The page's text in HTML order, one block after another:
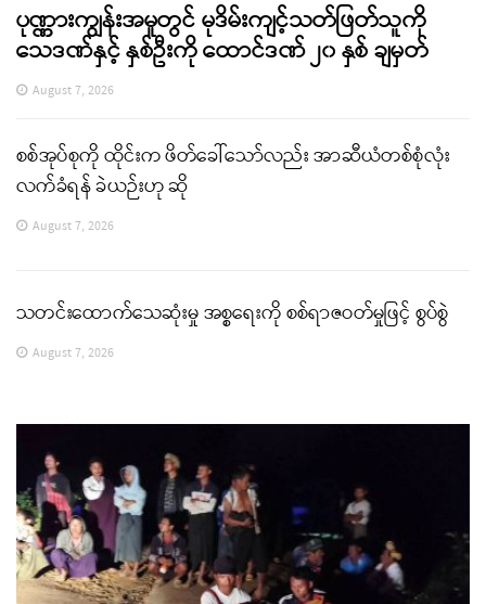
ပုဏ္ဏားကျွန်းအမှုတွင် မုဒိမ်းကျင့်သတ်ဖြတ်သူကို
သေဒဏ်နှင့် နှစ်ဦးကို ထောင်ဒဏ် ၂၀ နှစ် ချမှတ်
August 7, 2026
စစ်အုပ်စုကို ထိုင်းက ဖိတ်ခေါ်သော်လည်း အာဆီယံတစ်စုံလုံး
လက်ခံရန် ခဲယဉ်းဟု ဆို
August 7, 2026
သတင်းထောက်သေဆုံးမှု အစ္စရေးကို စစ်ရာဇဝတ်မှုဖြင့် စွပ်စွဲ
August 7, 2026